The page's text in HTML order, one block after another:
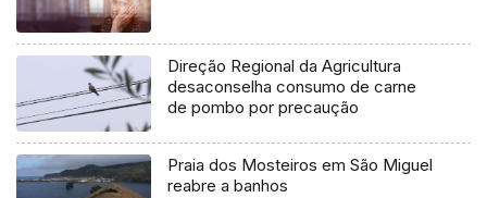
Direção Regional da Agricultura
desaconselha consumo de carne
de pombo por precaução
Praia dos Mosteiros em São Miguel
reabre a banhos